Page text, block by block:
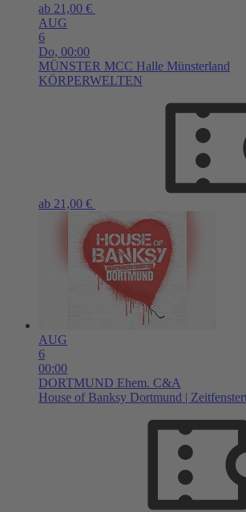
ab 21,00 €
AUG
6
Do, 00:00
MÜNSTER MCC Halle Münsterland
KÖRPERWELTEN
ab 21,00 €
AUG
6
00:00
DORTMUND Ehem. C&A
House of Banksy Dortmund |